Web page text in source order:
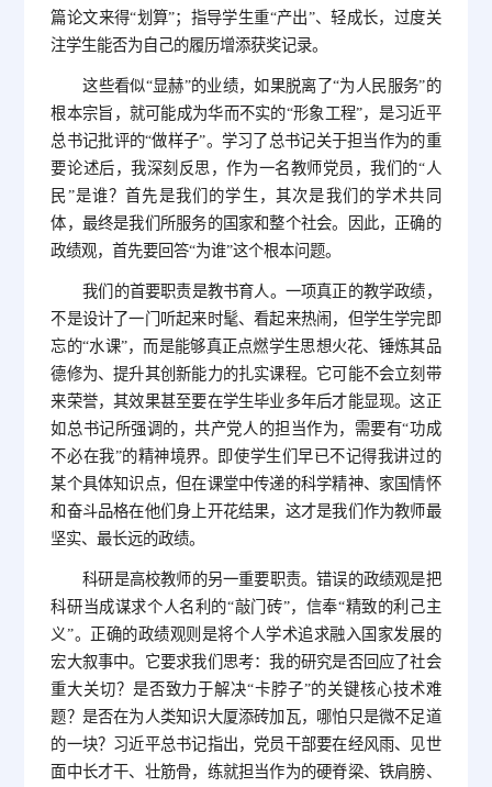
篇论文来得“划算”；指导学生重“产出”、轻成长，过度关
注学生能否为自己的履历增添获奖记录。
这些看似“显赫”的业绩，如果脱离了“为人民服务”的
根本宗旨，就可能成为华而不实的“形象工程”，是习近平
总书记批评的“做样子”。学习了总书记关于担当作为的重
要论述后，我深刻反思，作为一名教师党员，我们的“人
民”是谁？首先是我们的学生，其次是我们的学术共同
体，最终是我们所服务的国家和整个社会。因此，正确的
政绩观，首先要回答“为谁”这个根本问题。
我们的首要职责是教书育人。一项真正的教学政绩，
不是设计了一门听起来时髦、看起来热闹，但学生学完即
忘的“水课”，而是能够真正点燃学生思想火花、锤炼其品
德修为、提升其创新能力的扎实课程。它可能不会立刻带
来荣誉，其效果甚至要在学生毕业多年后才能显现。这正
如总书记所强调的，共产党人的担当作为，需要有“功成
不必在我”的精神境界。即使学生们早已不记得我讲过的
某个具体知识点，但在课堂中传递的科学精神、家国情怀
和奋斗品格在他们身上开花结果，这才是我们作为教师最
坚实、最长远的政绩。
科研是高校教师的另一重要职责。错误的政绩观是把
科研当成谋求个人名利的“敲门砖”，信奉“精致的利己主
义”。正确的政绩观则是将个人学术追求融入国家发展的
宏大叙事中。它要求我们思考：我的研究是否回应了社会
重大关切？是否致力于解决“卡脖子”的关键核心技术难
题？是否在为人类知识大厦添砖加瓦，哪怕只是微不足道
的一块？习近平总书记指出，党员干部要在经风雨、见世
面中长才干、壮筋骨，练就担当作为的硬脊梁、铁肩膀、